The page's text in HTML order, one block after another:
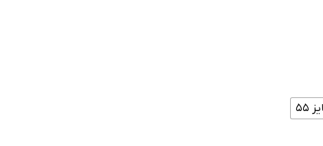
۵۵